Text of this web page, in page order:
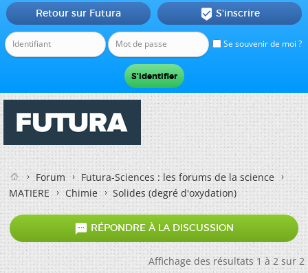
Se souvenir de moi ?
Retour sur Futura  S'inscrire
Forum
Futura-Sciences : les forums de la science
MATIERE
Chimie Solides (degré d'oxydation)
 RÉPONDRE À LA DISCUSSION
Affichage des résultats 1 à 2 sur 2